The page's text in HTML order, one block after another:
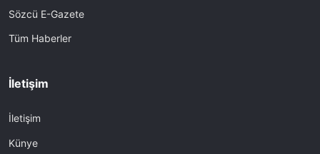
Sözcü E-Gazete
Tüm Haberler
İletişim
İletişim
Künye